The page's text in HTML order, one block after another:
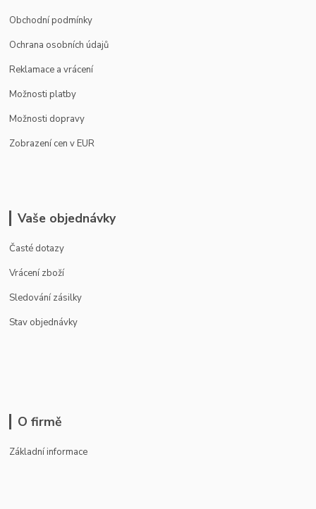
Obchodní podmínky
Ochrana osobních údajů
Reklamace a vrácení
Možnosti platby
Možnosti dopravy
Zobrazení cen v EUR
Vaše objednávky
Časté dotazy
Vrácení zboží
Sledování zásilky
Stav objednávky
O firmě
Základní informace